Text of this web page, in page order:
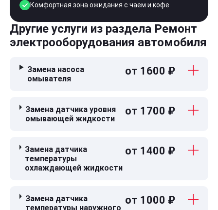
Комфортная зона ожидания с чаем и кофе
Другие услуги из раздела Ремонт
электрооборудования автомобиля
Замена насоса
омывателя
от 1600 ₽
Замена датчика уровня
омывающей жидкости
от 1700 ₽
Замена датчика
температуры
охлаждающей жидкости
от 1400 ₽
Замена датчика
температуры наружного
от 1000 ₽